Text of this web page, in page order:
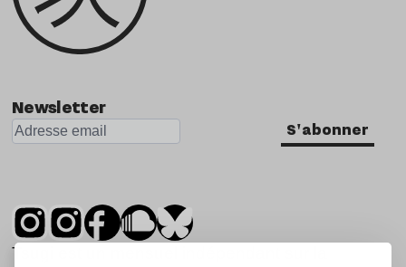
Newsletter
S'abonner
Tsugi est un mensuel indépendant sur la